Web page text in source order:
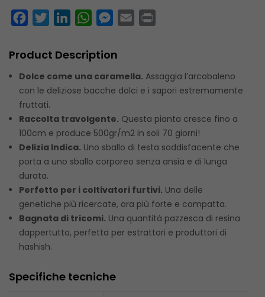
FacebookTwitterLinkedInWhatsAppMessenger
Email
Product Description
Dolce come una caramella. Assaggia l’arcobaleno
con le deliziose bacche dolci e i sapori estremamente
fruttati.
Raccolta travolgente. Questa pianta cresce fino a
100cm e produce 500gr/m2 in soli 70 giorni!
Delizia Indica. Uno sballo di testa soddisfacente che
porta a uno sballo corporeo senza ansia e di lunga
durata.
Perfetto per i coltivatori furtivi. Una delle
genetiche più ricercate, ora più forte e compatta.
Bagnata di tricomi. Una quantità pazzesca di resina
dappertutto, perfetta per estrattori e produttori di
hashish.
Specifiche tecniche